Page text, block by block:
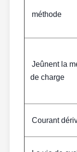
méthode
Jeûnent la
de charge
Courant